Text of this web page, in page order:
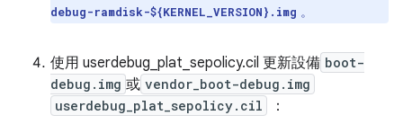
debug-ramdisk-${KERNEL_VERSION}.img 。
使用 userdebug_plat_sepolicy.cil 更新設備 boot-
debug.img 或 vendor_boot-debug.img
userdebug_plat_sepolicy.cil
：